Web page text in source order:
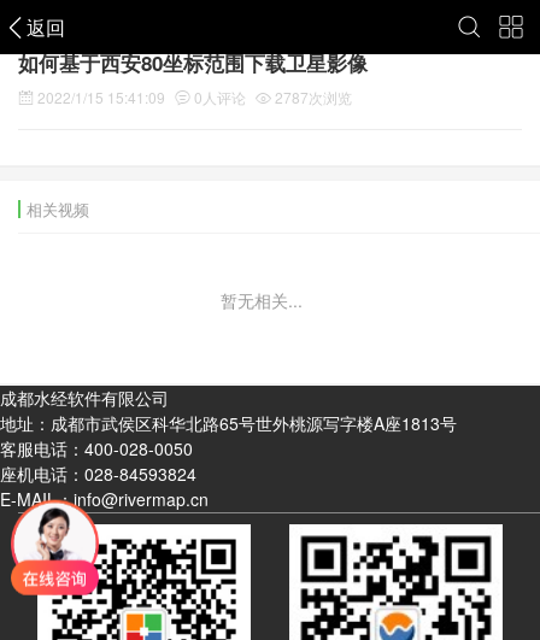
返回
如何基于西安80坐标范围下载卫星影像
2022/1/15 15:41:09 0 人评论 2787次浏览
相关视频
暂无相关...
成都水经软件有限公司
地址：成都市武侯区科华北路65号世外桃源写字楼A座1813号
客服电话： 400-028-0050
座机电话： 028-84593824
E-MAIL：info@rivermap.cn